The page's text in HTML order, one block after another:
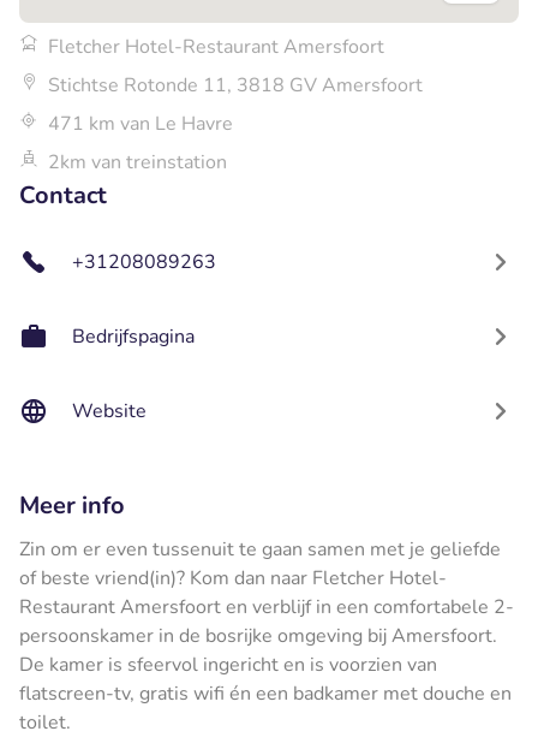
Fletcher Hotel-Restaurant Amersfoort
Stichtse Rotonde 11, 3818 GV Amersfoort
471 km van Le Havre
2km van treinstation
Contact
+31208089263
Bedrijfspagina
Website
Meer info
Zin om er even tussenuit te gaan samen met je geliefde
of beste vriend(in)? Kom dan naar Fletcher Hotel-
Restaurant Amersfoort en verblijf in een comfortabele 2-
persoonskamer in de bosrijke omgeving bij Amersfoort.
De kamer is sfeervol ingericht en is voorzien van
flatscreen-tv, gratis wifi én een badkamer met douche en
toilet.